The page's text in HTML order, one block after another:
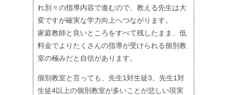
れ別々の指導内容で進むので、教える先生は大
変ですが確実な学力向上へつながります。
家庭教師と良いところをすべて残したまま、低
料金でよりたくさんの指導が受けられる個別教
室の極みだと自信があります。
個別教室と言っても、先生1対生徒3、先生1対
生徒4以上の個別教室が多いことが悲しい現実